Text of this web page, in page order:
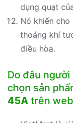
dụng quạt
Nó khiến
thoáng khí
điều hòa.
Do đâu
chọn sản
45A trên